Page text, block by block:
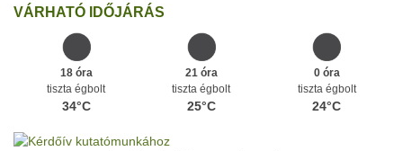
VÁRHATÓ IDŐJÁRÁS
18 óra
tiszta égbolt
34°C
21 óra
tiszta égbolt
25°C
0 óra
tiszta égbolt
24°C